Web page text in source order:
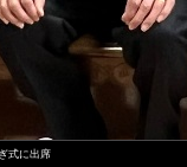
式に出席